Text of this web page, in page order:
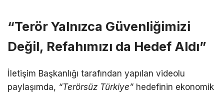
“Terör Yalnızca Güvenliğimizi
Değil, Refahımızı da Hedef Aldı”
İletişim Başkanlığı tarafından yapılan videolu
paylaşımda, “Terörsüz Türkiye” hedefinin ekonomik